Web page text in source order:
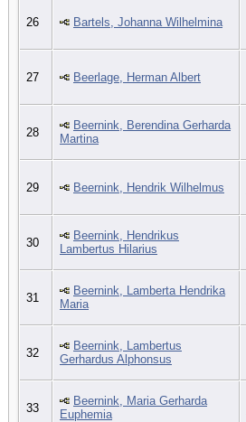
26 Bartels, Johanna Wilhelmina
27 Beerlage, Herman Albert
28
Beernink, Berendina Gerharda
Martina
29 Beernink, Hendrik Wilhelmus
30
Beernink, Hendrikus
Lambertus Hilarius
31
Beernink, Lamberta Hendrika
Maria
32
Beernink, Lambertus
Gerhardus Alphonsus
33
Beernink, Maria Gerharda
Euphemia